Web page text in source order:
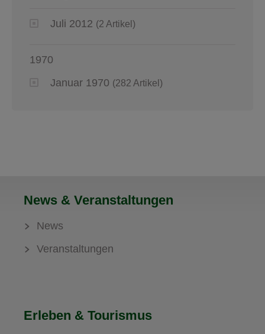
Juli 2012 (2 Artikel)
1970
Januar 1970 (282 Artikel)
News & Veranstaltungen
News
Veranstaltungen
Erleben & Tourismus